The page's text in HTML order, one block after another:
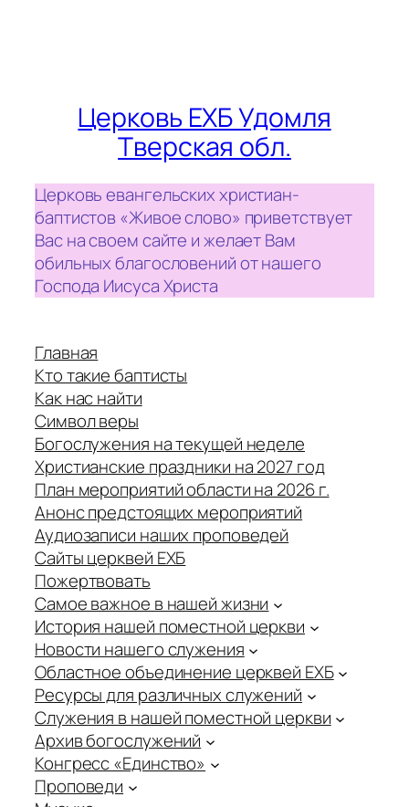
Церковь ЕХБ Удомля
Тверская обл.
Церковь евангельских христиан-
баптистов «Живое слово» приветствует
Вас на своем сайте и желает Вам
обильных благословений от нашего
Господа Иисуса Христа
Главная
Кто такие баптисты
Как нас найти
Символ веры
Богослужения на текущей неделе
Христианские праздники на 2027 год
План мероприятий области на 2026 г.
Анонс предстоящих мероприятий
Аудиозаписи наших проповедей
Сайты церквей ЕХБ
Пожертвовать
Самое важное в нашей жизни
История нашей поместной церкви
Новости нашего служения
Областное объединение церквей ЕХБ
Ресурсы для различных служений
Служения в нашей поместной церкви
Архив богослужений
Конгресс «Единство»
Проповеди